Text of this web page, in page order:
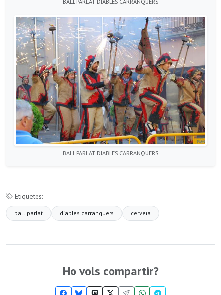
BALL PARLAT DIABLES CARRANQUERS
BALL PARLAT DIABLES CARRANQUERS
Etiquetes:
ball parlat diables carranquers cervera
Ho vols compartir?